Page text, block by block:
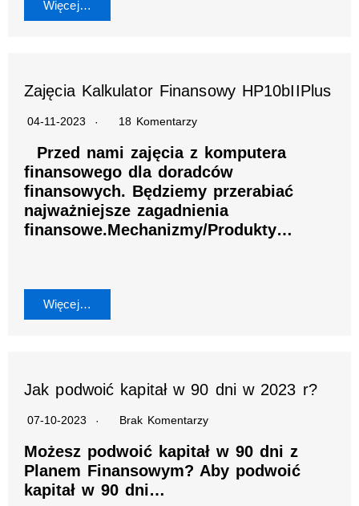
Więcej…
Zajęcia Kalkulator Finansowy HP10bIIPlus
04-11-2023 18 Komentarzy
Przed nami zajęcia z komputera
finansowego dla doradców
finansowych. Będziemy przerabiać
najważniejsze zagadnienia
finansowe.Mechanizmy/Produkty…
Więcej…
Jak podwoić kapitał w 90 dni w 2023 r?
07-10-2023 Brak Komentarzy
Możesz podwoić kapitał w 90 dni z
Planem Finansowym? Aby podwoić
kapitał w 90 dni…